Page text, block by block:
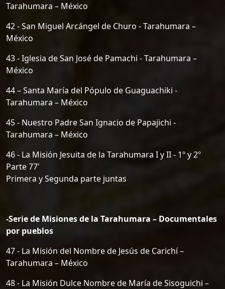
Tarahumara – México
42 - San Miguel Arcángel de Churo - Tarahumara –
México
43 - Iglesia de San José de Pamachi - Tarahumara –
México
44 – Santa María del Pópulo de Guaguachiki -
Tarahumara – México
45 - Nuestro Padre San Ignacio de Papajichi -
Tarahumara – México
46 - La Misión Jesuita de la Tarahumara I y II - 1º y 2º
Parte 77'
Primera y Segunda parte juntas
-Serie de Misiones de la Tarahumara – Documentales
por pueblos
47 - La Misión del Nombre de Jesús de Carichí –
Tarahumara – México
48 - La Misión Dulce Nombre de María de Sisoguichi –